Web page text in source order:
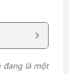
đang là một